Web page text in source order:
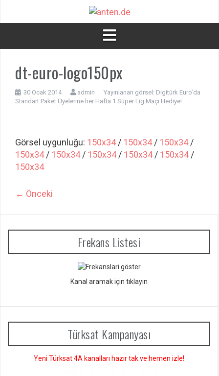
dt-euro-logo150px
30 Ocak 2014 admin Yayınlanan görsel: Digitürk Euro’da
Standart Paket Üyelerine her Hafta 1 Süper Lig Maçı Hediye!
Görsel uygunluğu: 150x34/ 150x34/ 150x34/
150x34/ 150x34/ 150x34/ 150x34/ 150x34/
150x34
← Önceki
Frekans Listesi
Kanal aramak için tıklayın
Türksat Kampanyası
Yeni Türksat 4A kanalları hazır tak ve hemen izle!